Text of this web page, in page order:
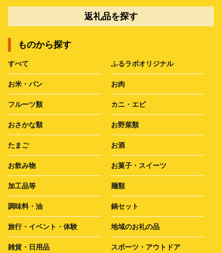
返礼品を探す
ものから探す
すべて ふるラボオリジナル
お米・パン お肉
フルーツ類 カニ・エビ
おさかな類 お野菜類
たまご お酒
お飲み物 お菓子・スイーツ
加工品等 麺類
調味料・油 鍋セット
旅行・イベント・体験 地域のお礼の品
雑貨・日用品 スポーツ・アウトドア